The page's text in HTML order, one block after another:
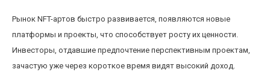
Рынок NFT-артов быстро развивается, появляются новые
платформы и проекты, что способствует росту их ценности.
Инвесторы, отдавшие предпочтение перспективным проектам,
зачастую уже через короткое время видят высокий доход.